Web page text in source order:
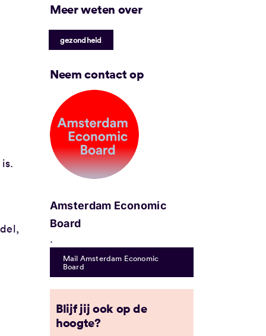
Meer weten over
gezondheid
Neem contact op
Amsterdam Economic
Board
.
Mail Amsterdam Economic
Board
Blijf jij ook op de
hoogte?